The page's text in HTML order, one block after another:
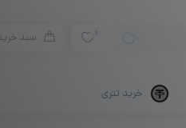
0 سبد
خرید تتری